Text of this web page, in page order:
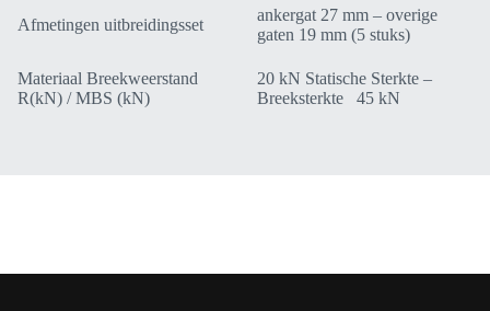
Afmetingen uitbreidingsset
ankergat 27 mm – overige
gaten 19 mm (5 stuks)
Materiaal Breekweerstand
R(kN) / MBS (kN)
20 kN Statische Sterkte –
Breeksterkte 45 kN